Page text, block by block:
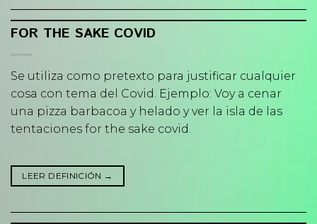
FOR THE SAKE COVID
Se utiliza como pretexto para justificar cualquier
cosa con tema del Covid. Ejemplo: Voy a cenar
una pizza barbacoa y helado y ver la isla de las
tentaciones for the sake covid.
LEER DEFINICIÓN →